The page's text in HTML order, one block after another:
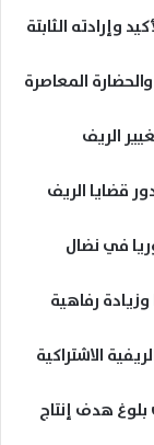
وإرادته الثابتة
المعاصرة
الريف
قضايا الريف
في نضال
رفاهية
الاشتراكية
بلوغ هدف إنتاج